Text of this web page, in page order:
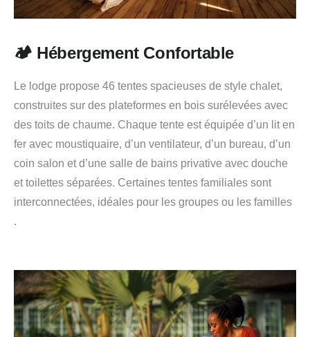
🏕️ Hébergement Confortable
Le lodge propose 46 tentes spacieuses de style chalet,
construites sur des plateformes en bois surélevées avec
des toits de chaume. Chaque tente est équipée d’un lit en
fer avec moustiquaire, d’un ventilateur, d’un bureau, d’un
coin salon et d’une salle de bains privative avec douche
et toilettes séparées. Certaines tentes familiales sont
interconnectées, idéales pour les groupes ou les familles
.